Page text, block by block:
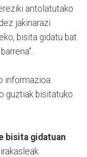
antolatutako
jakinarazi
bisita gidatu bat
informazioa
guztiak bisitatuko
bisita gidatuan